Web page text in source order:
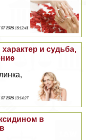
07 2026 16:12:41
и судьба,
07 2026 10:14:27
в